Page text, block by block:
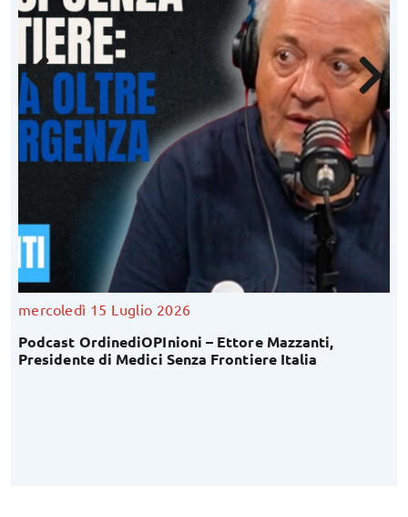
mercoledì 15 Luglio 2026
Podcast OrdinediOPInioni – Ettore Mazzanti,
Presidente di Medici Senza Frontiere Italia